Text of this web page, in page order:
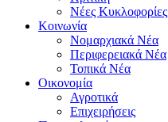
Νέες Κυκλοφορίες
Κοινωνία
Νομαρχιακά Νέα
Περιφερειακά Νέα
Τοπικά Νέα
Οικονομία
Αγροτικά
Επιχειρήσεις